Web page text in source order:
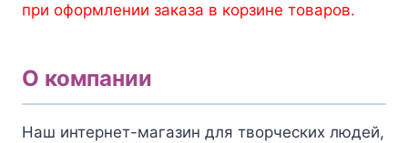
при оформлении заказа в корзине товаров.
О компании
Наш интернет-магазин для творческих людей,